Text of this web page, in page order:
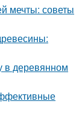
мечты: советы
в деревянном